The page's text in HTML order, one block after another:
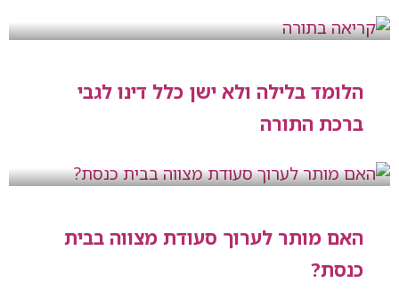
הלומד בלילה ולא ישן כלל דינו לגבי
ברכת התורה
האם מותר לערוך סעודת מצווה בבית
כנסת?